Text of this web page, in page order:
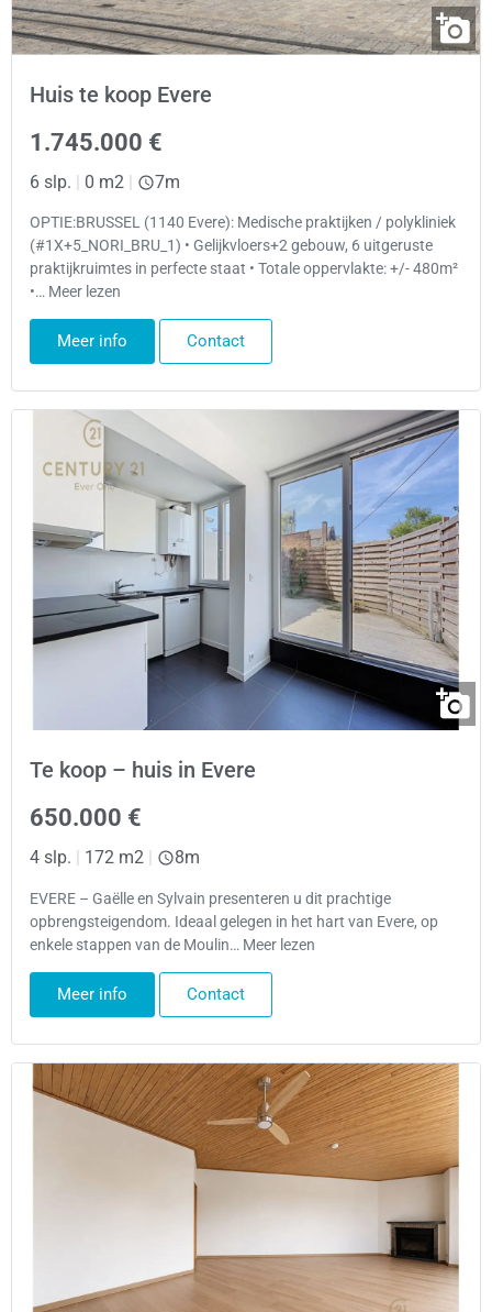
Huis te koop Evere
1.745.000 €
6 slp. | 0 m2 | 7m
OPTIE:BRUSSEL (1140 Evere): Medische praktijken / polykliniek
(#1X+5_NORI_BRU_1) • Gelijkvloers+2 gebouw, 6 uitgeruste
praktijkruimtes in perfecte staat • Totale oppervlakte: +/- 480m²
•… Meer lezen
Meer info Contact
Te koop – huis in Evere
650.000 €
4 slp. 172 m2 8m
EVERE – Gaëlle en Sylvain presenteren u dit prachtige
opbrengsteigendom. Ideaal gelegen in het hart van Evere, op
enkele stappen van de Moulin… Meer lezen
Meer info Contact